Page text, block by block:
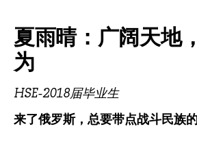
夏雨晴：广阔天地
为
HSE-2018届毕业生
来了俄罗斯，总要带点战斗民族